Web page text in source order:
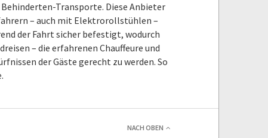
Transporte. Diese Anbieter
– auch mit Elektrorollstühlen –
der Fahrt sicher befestigt, wodurch
– die erfahrenen Chauffeure und
der Gäste gerecht zu werden. So
NACH OBEN